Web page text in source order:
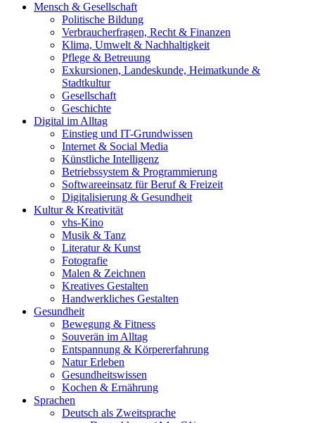
Mensch & Gesellschaft
Politische Bildung
Verbraucherfragen, Recht & Finanzen
Klima, Umwelt & Nachhaltigkeit
Pflege & Betreuung
Exkursionen, Landeskunde, Heimatkunde &
Stadtkultur
Gesellschaft
Geschichte
Digital im Alltag
Einstieg und IT-Grundwissen
Internet & Social Media
Künstliche Intelligenz
Betriebssystem & Programmierung
Softwareeinsatz für Beruf & Freizeit
Digitalisierung & Gesundheit
Kultur & Kreativität
vhs-Kino
Musik & Tanz
Literatur & Kunst
Fotografie
Malen & Zeichnen
Kreatives Gestalten
Handwerkliches Gestalten
Gesundheit
Bewegung & Fitness
Souverän im Alltag
Entspannung & Körpererfahrung
Natur Erleben
Gesundheitswissen
Kochen & Ernährung
Sprachen
Deutsch als Zweitsprache